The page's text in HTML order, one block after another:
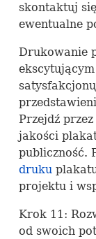
skontaktuj
ewentualne
Drukowanie
Przejdź
jakości
publiczność.
druku
projektu i
Krok 11:
od swoich